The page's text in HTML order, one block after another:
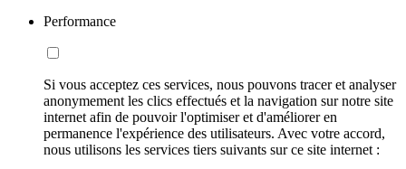
Performance
Si vous acceptez ces services, nous pouvons tracer et analyser
anonymement les clics effectués et la navigation sur notre site
internet afin de pouvoir l'optimiser et d'améliorer en
permanence l'expérience des utilisateurs. Avec votre accord,
nous utilisons les services tiers suivants sur ce site internet :